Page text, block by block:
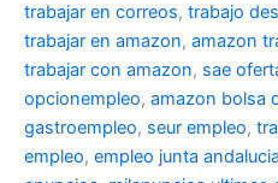
trabajar en correos, trabajo
trabajar en amazon, amazon
trabajar con amazon, sae
opcionempleo, amazon bolsa
gastroempleo, seur empleo,
empleo, empleo junta andalucia